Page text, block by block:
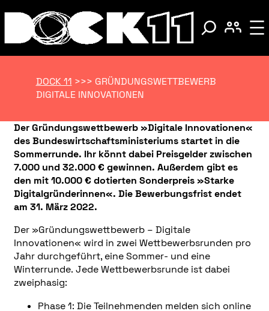
DOCK 11 >>> GRÜNDUNGSWETTBEWERB
DIGITALE INNOVATIONEN
Der Gründungswettbewerb »Digitale Innovationen«
des Bundeswirtschaftsministeriums startet in die
Sommerrunde. Ihr könnt dabei Preisgelder zwischen
7.000 und 32.000 € gewinnen. Außerdem gibt es
den mit 10.000 € dotierten Sonderpreis »Starke
Digitalgründerinnen«. Die Bewerbungsfrist endet
am 31. März 2022.
Der »Gründungswettbewerb – Digitale
Innovationen« wird in zwei Wettbewerbsrunden pro
Jahr durchgeführt, eine Sommer- und eine
Winterrunde. Jede Wettbewerbsrunde ist dabei
zweiphasig:
Phase 1: Die Teilnehmenden melden sich online